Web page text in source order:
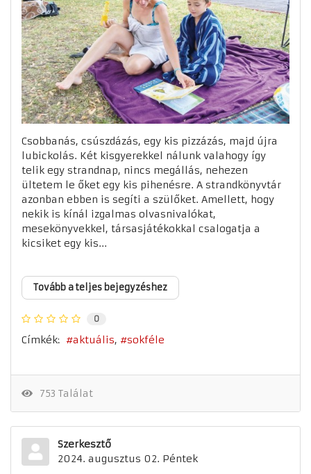
Csobbanás, csúszdázás, egy kis pizzázás, majd újra
lubickolás. Két kisgyerekkel nálunk valahogy így
telik egy strandnap, nincs megállás, nehezen
ültetem le őket egy kis pihenésre. A strandkönyvtár
azonban ebben is segíti a szülőket. Amellett, hogy
nekik is kínál izgalmas olvasnivalókat,
mesekönyvekkel, társasjátékokkal csalogatja a
kicsiket egy kis...
Tovább a teljes bejegyzéshez
0
Címkék: aktuális sokféle
753 Találat
Szerkesztő
2024. augusztus 02. Péntek